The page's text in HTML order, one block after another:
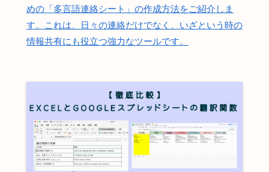
めの「多言語連絡シート」の作成方法をご紹介しま
す。これは、日々の連絡だけでなく、いざという時の
情報共有にも役立つ強力なツールです。